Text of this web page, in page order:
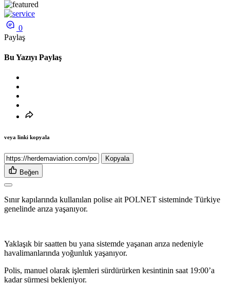
0
Paylaş
Bu Yazıyı Paylaş
veya linki kopyala
Kopyala
Beğen
Sınır kapılarında kullanılan polise ait POLNET sisteminde Türkiye
genelinde arıza yaşanıyor.
Yaklaşık bir saatten bu yana sistemde yaşanan arıza nedeniyle
havalimanlarında yoğunluk yaşanıyor.
Polis, manuel olarak işlemleri sürdürürken kesintinin saat 19:00’a
kadar sürmesi bekleniyor.